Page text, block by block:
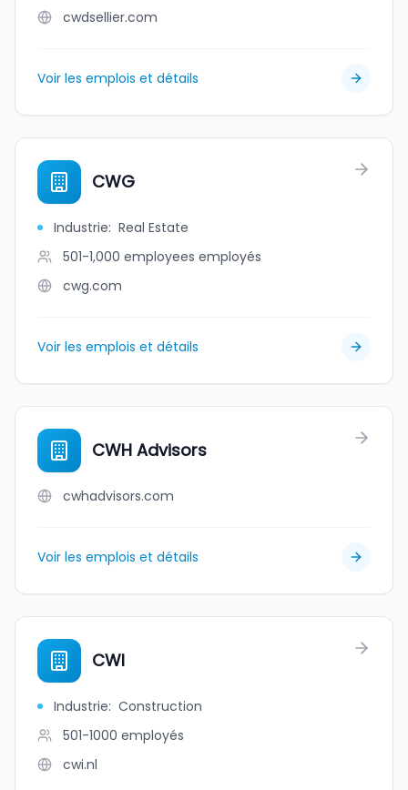
cwdsellier.com
Voir les emplois et détails
CWG
Industrie: Real Estate
501-1,000 employees employés
cwg.com
Voir les emplois et détails
CWH Advisors
cwhadvisors.com
Voir les emplois et détails
CWI
Industrie: Construction
501-1000 employés
cwi.nl